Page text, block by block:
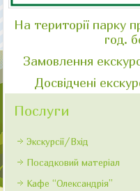
На території парку
год.
Замовлення
Досвідчені
Послуги
Экскурсії/Вхід
Посадковий матеріал
Кафе “Олександрія”